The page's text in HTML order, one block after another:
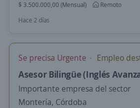
$ 3.500.000,00 (Mensual)
Remoto
Hace 2 días
Se precisa Urgente Empleo
Asesor Bilingüe (Inglés
Importante empresa del sector
Montería, Córdoba